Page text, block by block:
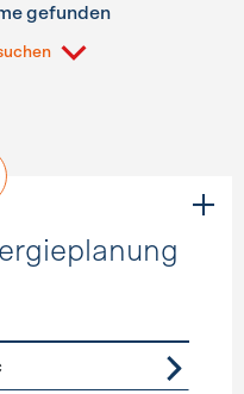
gefunden
und Energieplanung